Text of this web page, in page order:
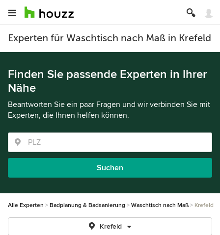
Experten für Waschtisch nach Maß in Krefeld
Finden Sie passende Experten in Ihrer
Nähe
Beantworten Sie ein paar Fragen und wir verbinden Sie mit
Experten, die Ihnen helfen können.
Suchen
Alle Experten Badplanung & Badsanierung Waschtisch nach Maß Krefeld
Krefeld